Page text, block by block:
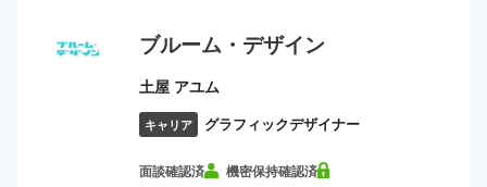
ブルーム・デザイン
土屋 アユム
キャリア グラフィックデザイナー
面談確認済 機密保持確認済